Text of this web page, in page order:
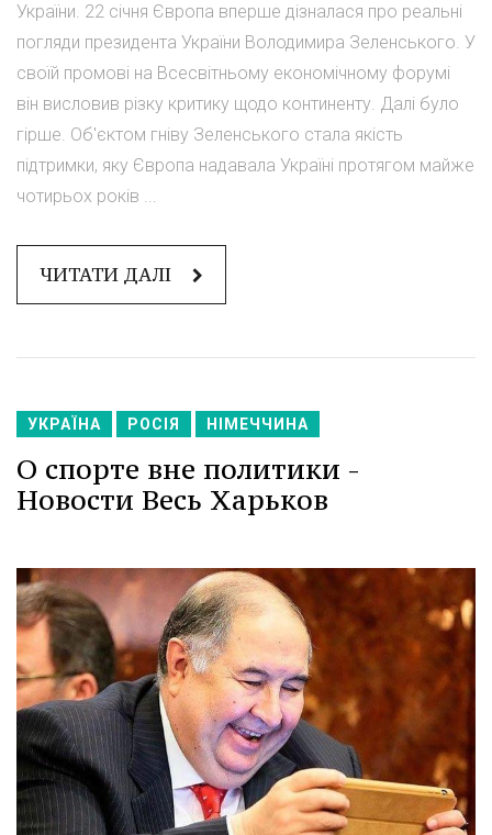
України. 22 січня Європа вперше дізналася про реальні
погляди президента України Володимира Зеленського. У
своїй промові на Всесвітньому економічному форумі
він висловив різку критику щодо континенту. Далі було
гірше. Об'єктом гніву Зеленського стала якість
підтримки, яку Європа надавала Україні протягом майже
чотирьох років ...
ЧИТАТИ ДАЛІ
УКРАЇНА РОСІЯ НІМЕЧЧИНА
О спорте вне политики -
Новости Весь Харьков